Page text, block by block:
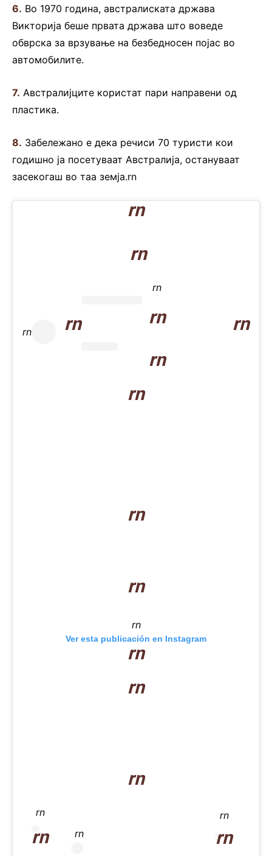
6. Во 1970 година, австралиската држава
Викторија беше првата држава што воведе
обврска за врзување на безбедносен појас во
автомобилите.
7. Австралијците користат пари направени од
пластика.
8. Забележано е дека речиси 70 туристи кои
годишно ја посетуваат Австралија, остануваат
засекогаш во таа земја.rn
rn
rn
rn rn
rn
rn
rn
rn
rn
rn
rn
rn
Ver esta publicación en Instagram
rn
rn
rn
rn
rn
rn
rn
rn